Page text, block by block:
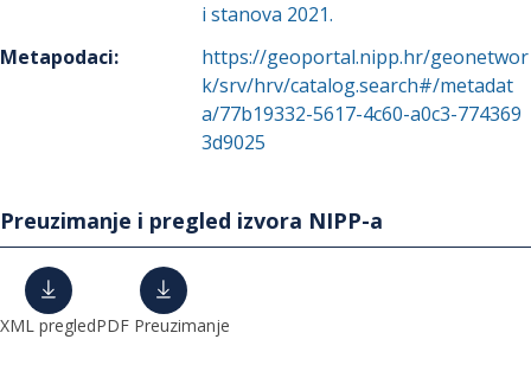
i stanova 2021.
Metapodaci:
https://geoportal.nipp.hr/geonetwor
k/srv/hrv/catalog.search#/metadat
a/77b19332-5617-4c60-a0c3-774369
3d9025
Preuzimanje i pregled izvora NIPP-a
XML pregledPDF Preuzimanje